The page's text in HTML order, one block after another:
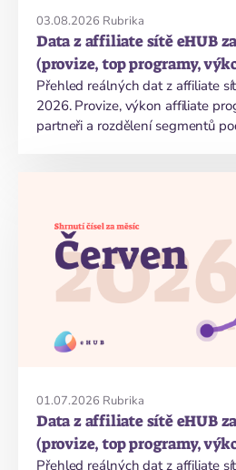
03.08.2026 Rubrika
Data z affiliate sítě eHUB
(provize, top programy,
Přehled reálných dat z affiliate
2026. Provize, výkon affiliate
partneři a rozdělení segmentů
01.07.2026 Rubrika
Data z affiliate sítě eHUB
(provize, top programy,
Přehled reálných dat z affiliate